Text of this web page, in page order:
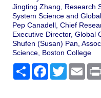
Jingting Zhang, Research
System Science and
Pep Canadell, Chief
Executive Director, Global
Shufen (Susan) Pan,
Science, Boston College
PartagerFacebook
Twitter